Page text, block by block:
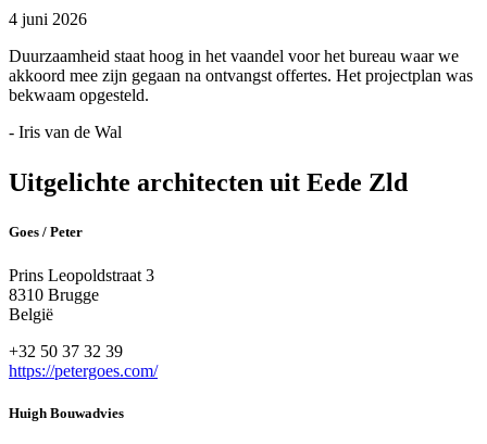
4 juni 2026
Duurzaamheid staat hoog in het vaandel voor het bureau waar we
akkoord mee zijn gegaan na ontvangst offertes. Het projectplan was
bekwaam opgesteld.
- Iris van de Wal
Uitgelichte architecten uit Eede Zld
Goes / Peter
Prins Leopoldstraat 3
8310 Brugge
België
+32 50 37 32 39
https://petergoes.com/
Huigh Bouwadvies